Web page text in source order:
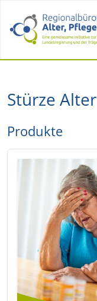
Stürze Alter
Produkte